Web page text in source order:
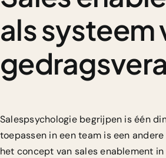
als systeem
Salespsychologie begrijpen is één
toepassen in een team is een
het concept van sales enablement